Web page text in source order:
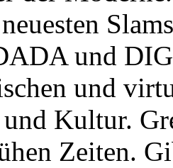
und
und
Kultur.
Zeiten.